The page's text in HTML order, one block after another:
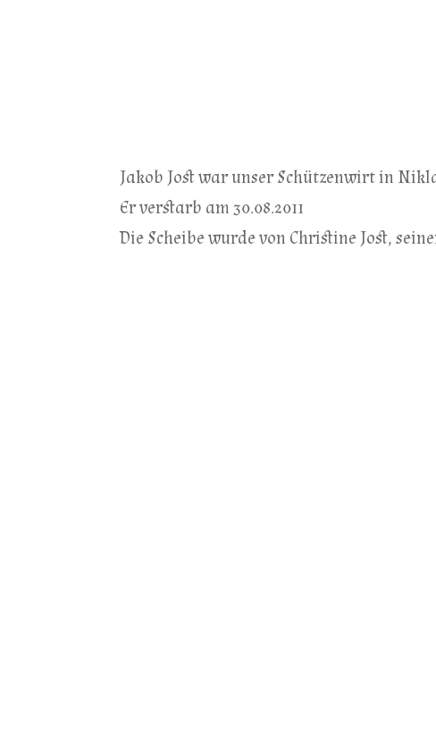
Jakob Jost war unser Schützenwirt in
Er verstarb am 30.08.2011
Die Scheibe wurde von Christine Jost,